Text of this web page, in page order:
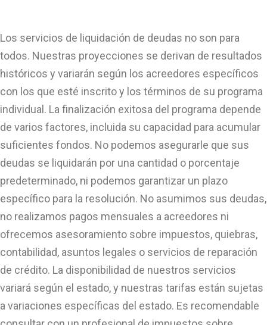
Los servicios de liquidación de deudas no son para
todos. Nuestras proyecciones se derivan de resultados
históricos y variarán según los acreedores específicos
con los que esté inscrito y los términos de su programa
individual. La finalización exitosa del programa depende
de varios factores, incluida su capacidad para acumular
suficientes fondos. No podemos asegurarle que sus
deudas se liquidarán por una cantidad o porcentaje
predeterminado, ni podemos garantizar un plazo
específico para la resolución. No asumimos sus deudas,
no realizamos pagos mensuales a acreedores ni
ofrecemos asesoramiento sobre impuestos, quiebras,
contabilidad, asuntos legales o servicios de reparación
de crédito. La disponibilidad de nuestros servicios
variará según el estado, y nuestras tarifas están sujetas
a variaciones específicas del estado. Es recomendable